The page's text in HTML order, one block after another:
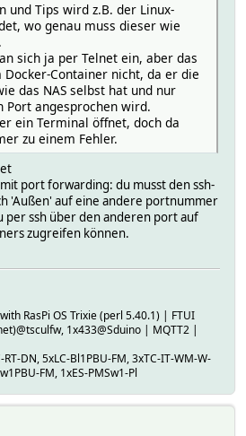
und Tips wird z.B. der Linux-
wo genau muss dieser wie
sich ja per Telnet ein, aber das
Container nicht, da er die
das NAS selbst hat und nur
Port angesprochen wird.
ein Terminal öffnet, doch da
zu einem Fehler.
port forwarding: du musst den ssh-
'Außen' auf eine andere portnummer
per ssh über den anderen port auf
zugreifen können.
RasPi OS Trixie (perl 5.40.1) | FTUI
1x433@Sduino | MQTT2 |
RT-DN, 5xLC-Bl1PBU-FM, 3xTC-IT-WM-W-
FM, 1xES-PMSw1-Pl